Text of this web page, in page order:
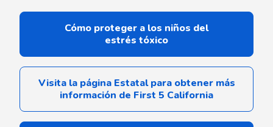
Cómo proteger a los niños del
estrés tóxico
Visita la página Estatal para obtener más
información de First 5 California